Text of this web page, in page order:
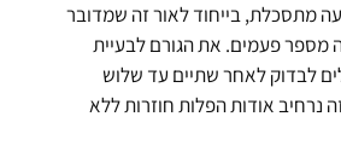
מתסכלת, בייחוד לאור זה שמדובר
מספר פעמים. את הגורם לבעיית
לבדוק לאחר שתיים עד שלוש
נרחיב אודות הפלות חוזרות ללא